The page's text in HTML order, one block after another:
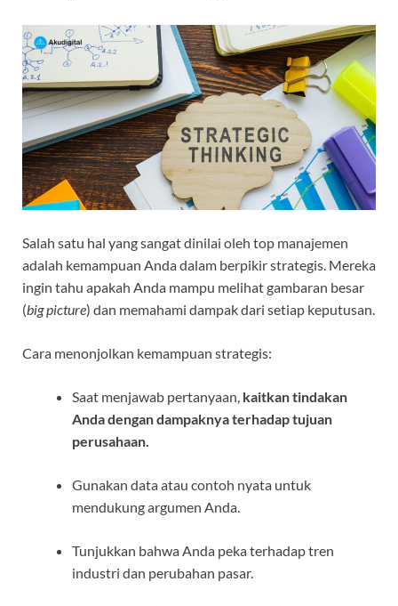
Salah satu hal yang sangat dinilai oleh top manajemen
adalah kemampuan Anda dalam berpikir strategis. Mereka
ingin tahu apakah Anda mampu melihat gambaran besar
(big picture) dan memahami dampak dari setiap keputusan.
Cara menonjolkan kemampuan strategis:
Saat menjawab pertanyaan, kaitkan tindakan
Anda dengan dampaknya terhadap tujuan
perusahaan.
Gunakan data atau contoh nyata untuk
mendukung argumen Anda.
Tunjukkan bahwa Anda peka terhadap tren
industri dan perubahan pasar.